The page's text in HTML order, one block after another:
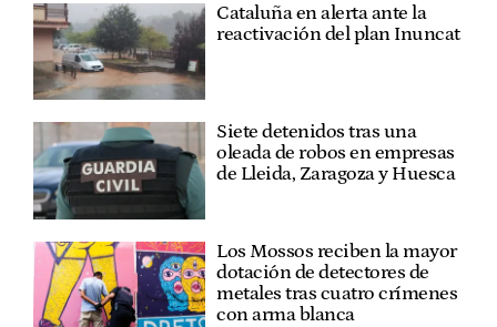
Cataluña en alerta ante la
reactivación del plan Inuncat
Siete detenidos tras una
oleada de robos en empresas
de Lleida, Zaragoza y Huesca
Los Mossos reciben la mayor
dotación de detectores de
metales tras cuatro crímenes
con arma blanca